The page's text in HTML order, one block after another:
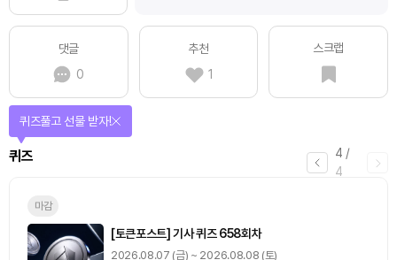
댓글
0
추천
1
스크랩
4 /
4
퀴즈
퀴즈풀고 선물 받자!
마감
[토큰포스트] 기사 퀴즈 658회차
2026.08.07 (금) ~ 2026.08.08 (토)